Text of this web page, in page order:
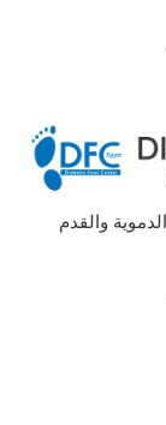
والقدم